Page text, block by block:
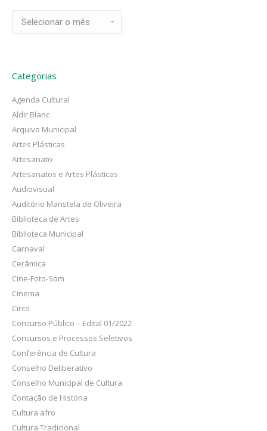
Categorias
Agenda Cultural
Aldir Blanc
Arquivo Municipal
Artes Plásticas
Artesanato
Artesanatos e Artes Plásticas
Audiovisual
Auditório Maristela de Oliveira
Biblioteca de Artes
Biblioteca Municipal
Carnaval
Cerâmica
Cine-Foto-Som
Cinema
Circo
Concurso Público – Edital 01/2022
Concursos e Processos Seletivos
Conferência de Cultura
Conselho Deliberativo
Conselho Municipal de Cultura
Contação de História
Cultura afro
Cultura Tradicional